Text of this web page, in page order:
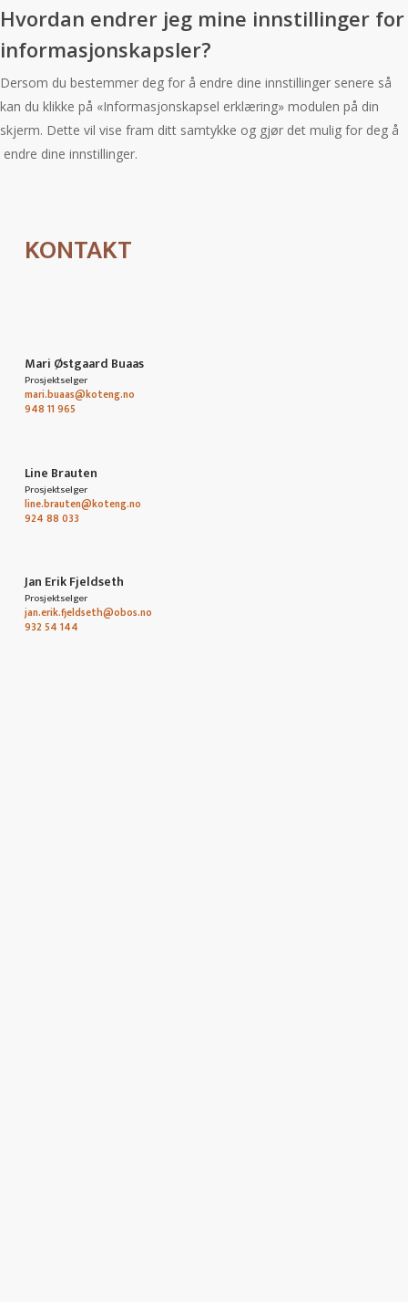
Hvordan endrer jeg mine innstillinger for
informasjonskapsler?
Dersom du bestemmer deg for å endre dine innstillinger senere så
kan du klikke på «Informasjonskapsel erklæring» modulen på din
skjerm. Dette vil vise fram ditt samtykke og gjør det mulig for deg å
endre dine innstillinger.
KONTAKT
Mari Østgaard Buaas
Prosjektselger
mari.buaas@koteng.no
948 11 965
Line Brauten
Prosjektselger
line.brauten@koteng.no
924 88 033
Jan Erik Fjeldseth
Prosjektselger
jan.erik.fjeldseth@obos.no
932 54 144